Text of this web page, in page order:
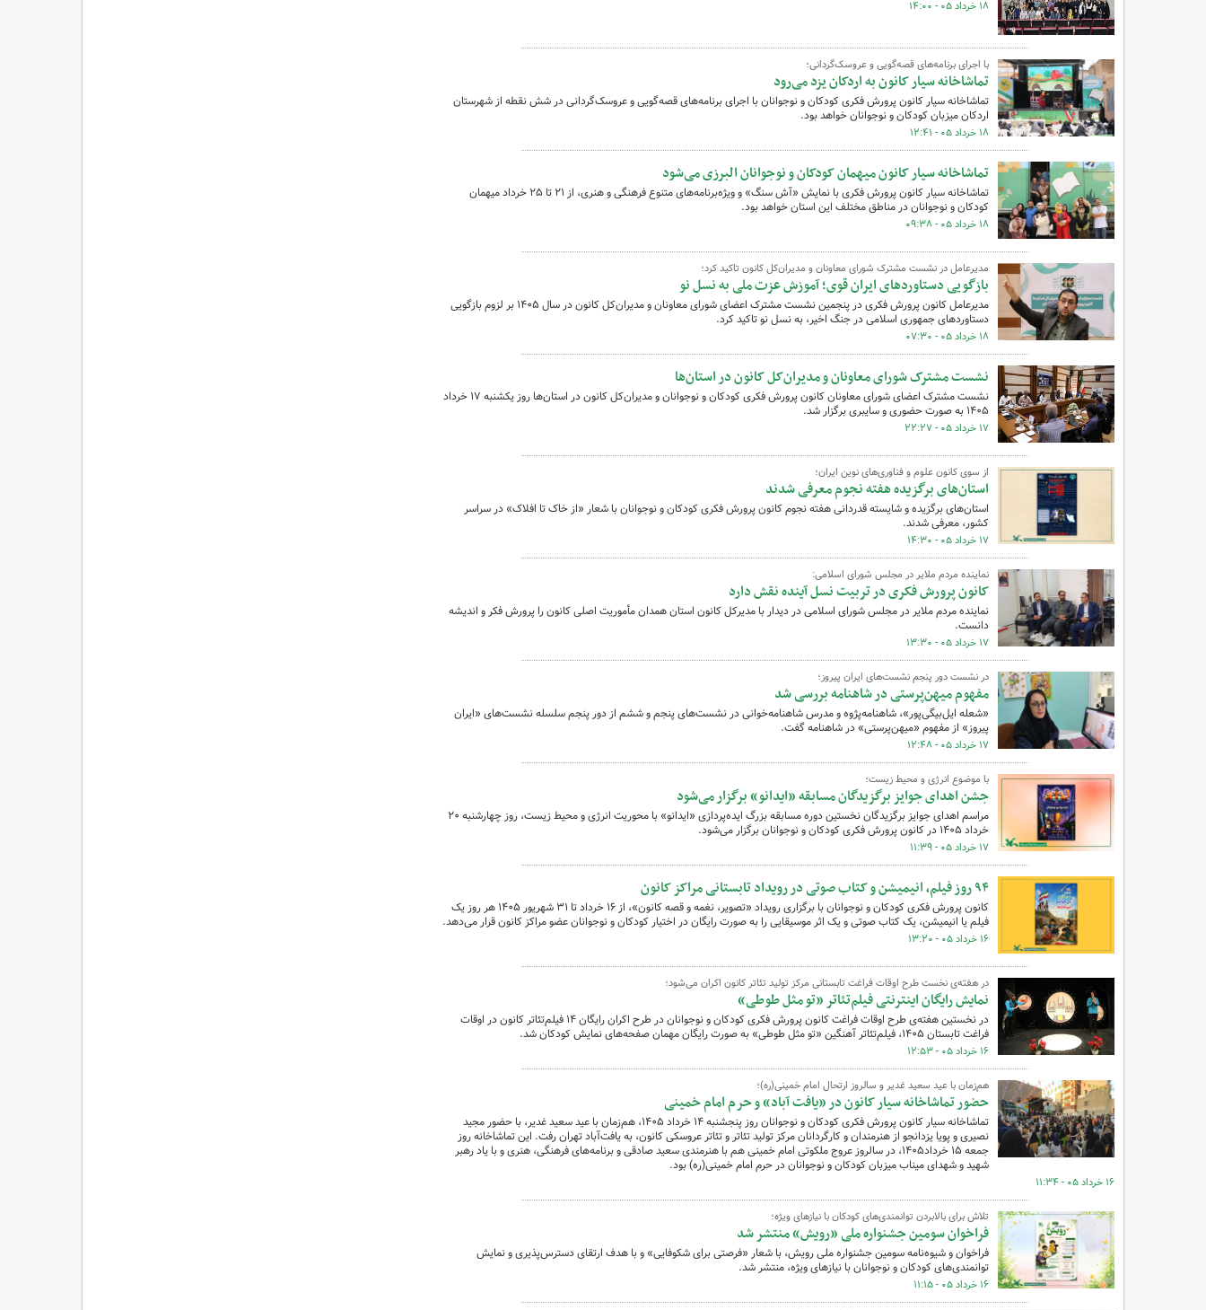
۱۸ خرداد ۰۵ - ۱۴:۰۰
با اجرای برنامه‌های قصه‌گویی و عروسک‌گردانی؛
تماشاخانه سیار کانون به اردکان یزد می‌رود
تماشاخانه سیار کانون پرورش فکری کودکان و نوجوانان با اجرای برنامه‌های قصه‌گویی و عروسک‌گردانی در شش نقطه از شهرستان
اردکان میزبان کودکان و نوجوانان خواهد بود.
۱۸ خرداد ۰۵ - ۱۲:۴۱
تماشاخانه سیار کانون میهمان کودکان و نوجوانان البرزی می‌شود
تماشاخانه سیار کانون پرورش فکری با نمایش «آش سنگ» و ویژه‌برنامه‌های متنوع فرهنگی و هنری، از ۲۱ تا ۲۵ خرداد میهمان
کودکان و نوجوانان در مناطق مختلف این استان خواهد بود.
۱۸ خرداد ۰۵ - ۰۹:۳۸
مدیرعامل در نشست مشترک شورای معاونان و مدیران‌کل کانون تاکید کرد؛
بازگویی دستاوردهای ایران قوی؛ آموزش عزت ملی به نسل نو
مدیرعامل کانون پرورش فکری در پنجمین نشست مشترک اعضای شورای معاونان و مدیران‌کل کانون در سال ۱۴۰۵ بر لزوم بازگویی
دستاوردهای جمهوری اسلامی در جنگ اخیر، به نسل نو تاکید کرد.
۱۸ خرداد ۰۵ - ۰۷:۳۰
نشست مشترک شورای معاونان و مدیران‌کل کانون در استان‌ها
نشست مشترک اعضای شورای معاونان کانون پرورش فکری کودکان و نوجوانان و مدیران‌کل کانون در استان‌ها روز یکشنبه ۱۷ خرداد
۱۴۰۵ به صورت حضوری و سایبری برگزار شد.
۱۷ خرداد ۰۵ - ۲۲:۲۷
از سوی کانون علوم و فناوری‌های نوین ایران؛
استان‌های برگزیده هفته نجوم معرفی شدند
استان‌های برگزیده و شایسته قدردانی هفته نجوم کانون پرورش فکری کودکان و نوجوانان با شعار «از خاک تا افلاک» در سراسر
کشور، معرفی شدند.
۱۷ خرداد ۰۵ - ۱۴:۳۰
نماینده مردم ملایر در مجلس شورای اسلامی:
کانون پرورش فکری در تربیت نسل آینده نقش دارد
نماینده مردم ملایر در مجلس شورای اسلامی در دیدار با مدیرکل کانون استان همدان مأموریت اصلی کانون را پرورش فکر و اندیشه
دانست.
۱۷ خرداد ۰۵ - ۱۳:۳۰
در نشست دور پنجم نشست‌های ایران پیروز؛
مفهوم میهن‌پرستی در شاهنامه بررسی شد
«شعله ایل‌بیگی‌پور»،‌ شاهنامه‌پژوه و مدرس شاهنامه‌خوانی در نشست‌های پنجم و ششم از دور پنجم سلسله نشست‌های «ایران
پیروز» از مفهوم «میهن‌پرستی» در شاهنامه گفت.
۱۷ خرداد ۰۵ - ۱۲:۴۸
با موضوع انرژی و محیط زیست؛
جشن اهدای جوایز برگزیدگان مسابقه «ایدانو» برگزار می‌شود
مراسم اهدای جوایز برگزیدگان نخستین دوره مسابقه بزرگ ایده‌پردازی «ایدانو» با محوریت انرژی و محیط زیست، روز چهارشنبه ۲۰
خرداد ۱۴۰۵ در کانون پرورش فکری کودکان و نوجوانان برگزار می‌شود.
۱۷ خرداد ۰۵ - ۱۱:۳۹
۹۴ روز فیلم، انیمیشن و کتاب صوتی در رویداد تابستانی مراکز کانون
کانون پرورش فکری کودکان و نوجوانان با برگزاری رویداد «تصویر، نغمه و قصه کانون»، از ۱۶ خرداد تا ۳۱ شهریور ۱۴۰۵ هر روز یک
فیلم یا انیمیشن، یک کتاب صوتی و یک اثر موسیقایی را به صورت رایگان در اختیار کودکان و نوجوانان عضو مراکز کانون قرار می‌دهد.
۱۶ خرداد ۰۵ - ۱۳:۲۰
در هفته‌ی نخست طرح اوقات فراغت تابستانی مرکز تولید تئاتر کانون اکران می‌شود؛
نمایش رایگان اینترنتی فیلم‌تئاتر «تو مثل طوطی»
در نخستین هفته‌ی طرح اوقات فراغت کانون پرورش فکری کودکان و نوجوانان در طرح اکران رایگان ۱۴ فیلم‌تئاتر کانون در اوقات
فراغت تابستان ‌۱۴۰۵، فیلم‌تئاتر آهنگین «تو مثل طوطی» به صورت رایگان مهمان صفحه‌های نمایش کودکان شد.
۱۶ خرداد ۰۵ - ۱۲:۵۳
هم‌زمان با عید سعید غدیر و سالروز ارتحال امام خمینی(ره)؛
حضور تماشاخانه سیار کانون در «یافت‌ آباد» و حرم امام خمینی
تماشاخانه سیار کانون پرورش فکری کودکان و نوجوانان روز پنجشنبه ۱۴ خرداد ۱۴۰۵، هم‌زمان با عید سعید غدیر، با حضور مجید
نصیری و پویا یزدانجو از هنرمندان و کارگردانان مرکز تولید تئاتر و تئاتر عروسکی کانون،‌ به یافت‌آباد تهران رفت. این تماشاخانه روز
جمعه ۱۵ خرداد۱۴۰۵، در سالروز عروج ملکوتی امام خمینی هم با هنرمندی سعید صادقی و برنامه‌های فرهنگی،‌ هنری و با یاد رهبر
شهید و شهدای میناب میزبان کودکان و نوجوانان در حرم امام خمینی(ره) بود.
۱۶ خرداد ۰۵ - ۱۱:۳۴
تلاش برای بالابردن توانمندی‌های کودکان با نیازهای ویژه؛
فراخوان سومین جشنواره ملی «رویش» منتشر شد
فراخوان و شیوه‌نامه سومین جشنواره ملی رویش، با شعار «فرصتی برای شکوفایی» و با هدف ارتقای دسترس‌پذیری و نمایش
توانمندی‌های کودکان و نوجوانان با نیازهای ویژه، منتشر شد.
۱۶ خرداد ۰۵ - ۱۱:۱۵